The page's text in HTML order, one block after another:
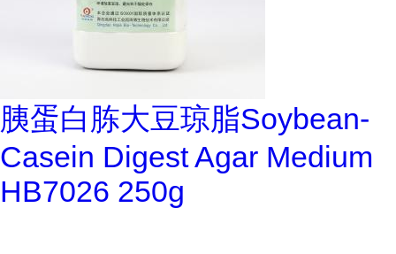
胰蛋白胨大豆琼脂Soybean-
Casein Digest Agar Medium
HB7026 250g